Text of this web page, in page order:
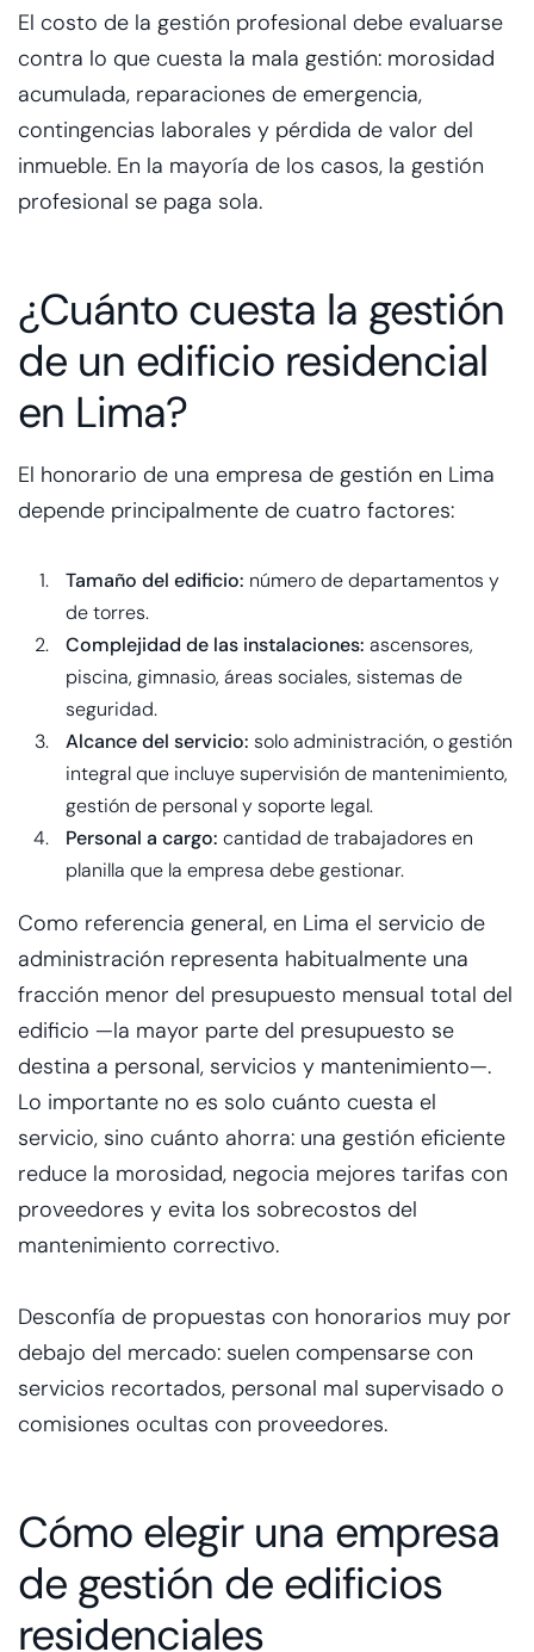
El costo de la gestión profesional debe evaluarse
contra lo que cuesta la mala gestión: morosidad
acumulada, reparaciones de emergencia,
contingencias laborales y pérdida de valor del
inmueble. En la mayoría de los casos, la gestión
profesional se paga sola.
¿Cuánto cuesta la gestión
de un edificio residencial
en Lima?
El honorario de una empresa de gestión en Lima
depende principalmente de cuatro factores:
Tamaño del edificio: número de departamentos y
de torres.
Complejidad de las instalaciones: ascensores,
piscina, gimnasio, áreas sociales, sistemas de
seguridad.
Alcance del servicio: solo administración, o gestión
integral que incluye supervisión de mantenimiento,
gestión de personal y soporte legal.
Personal a cargo: cantidad de trabajadores en
planilla que la empresa debe gestionar.
Como referencia general, en Lima el servicio de
administración representa habitualmente una
fracción menor del presupuesto mensual total del
edificio —la mayor parte del presupuesto se
destina a personal, servicios y mantenimiento—.
Lo importante no es solo cuánto cuesta el
servicio, sino cuánto ahorra: una gestión eficiente
reduce la morosidad, negocia mejores tarifas con
proveedores y evita los sobrecostos del
mantenimiento correctivo.
Desconfía de propuestas con honorarios muy por
debajo del mercado: suelen compensarse con
servicios recortados, personal mal supervisado o
comisiones ocultas con proveedores.
Cómo elegir una empresa
de gestión de edificios
residenciales